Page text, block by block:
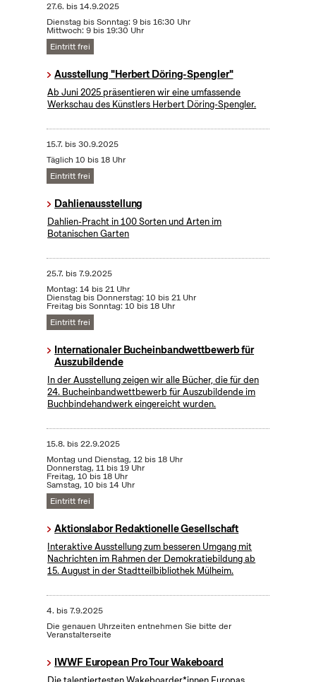
27.6. bis14.9.2025
Dienstag bis Sonntag: 9 bis 16:30 Uhr
Mittwoch: 9 bis 19:30 Uhr
Eintritt frei
Ausstellung "Herbert Döring-Spengler"
Ab Juni 2025 präsentieren wir eine umfassende
Werkschau des Künstlers Herbert Döring-Spengler.
15.7. bis30.9.2025
Täglich 10 bis 18 Uhr
Eintritt frei
Dahlienausstellung
Dahlien-Pracht in 100 Sorten und Arten im
Botanischen Garten
25.7. bis7.9.2025
Montag: 14 bis 21 Uhr
Dienstag bis Donnerstag: 10 bis 21 Uhr
Freitag bis Sonntag: 10 bis 18 Uhr
Eintritt frei
Internationaler Bucheinbandwettbewerb für
Auszubildende
In der Ausstellung zeigen wir alle Bücher, die für den
24. Bucheinbandwettbewerb für Auszubildende im
Buchbindehandwerk eingereicht wurden.
15.8. bis22.9.2025
Montag und Dienstag, 12 bis 18 Uhr
Donnerstag, 11 bis 19 Uhr
Freitag, 10 bis 18 Uhr
Samstag, 10 bis 14 Uhr
Eintritt frei
Aktionslabor Redaktionelle Gesellschaft
Interaktive Ausstellung zum besseren Umgang mit
Nachrichten im Rahmen der Demokratiebildung ab
15. August in der Stadtteilbibliothek Mülheim.
4. bis7.9.2025
Die genauen Uhrzeiten entnehmen Sie bitte der
Veranstalterseite
IWWF European Pro Tour Wakeboard